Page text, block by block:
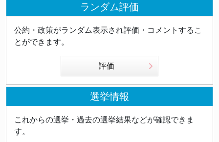
ランダム評価
公約・政策がランダム表示され評価・コメントするこ
とができます。
評価
選挙情報
これからの選挙・過去の選挙結果などが確認できま
す。